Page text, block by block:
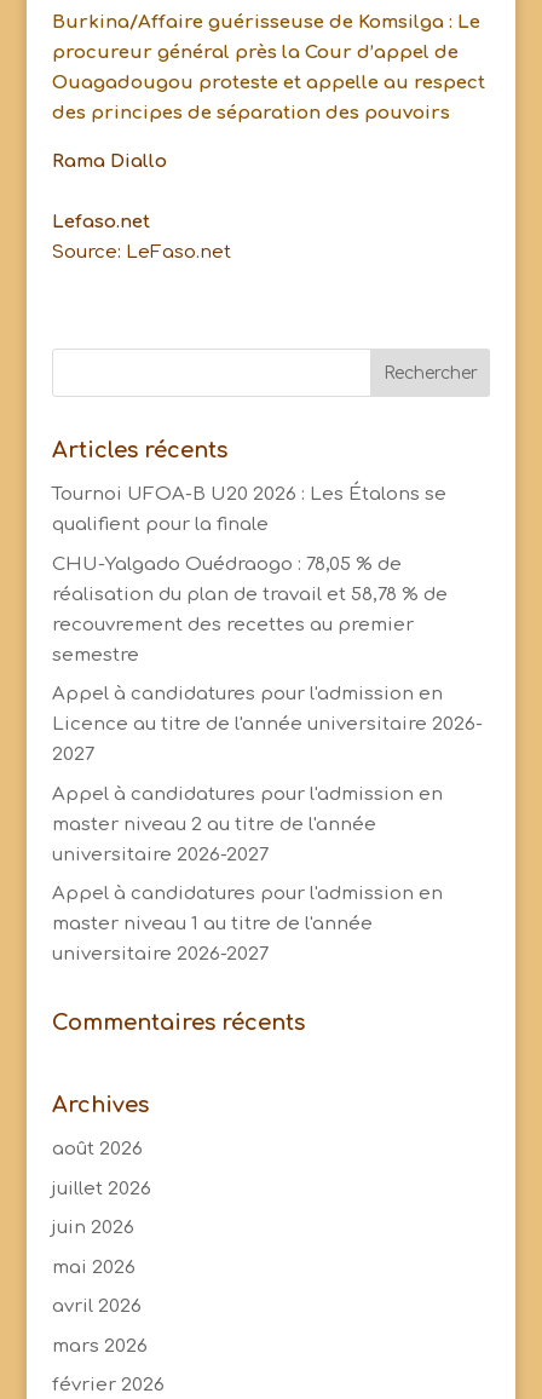
Burkina/Affaire guérisseuse de Komsilga : Le
procureur général près la Cour d’appel de
Ouagadougou proteste et appelle au respect
des principes de séparation des pouvoirs
Rama Diallo
Lefaso.net
Source: LeFaso.net
Articles récents
Tournoi UFOA-B U20 2026 : Les Étalons se
qualifient pour la finale
CHU-Yalgado Ouédraogo : 78,05 % de
réalisation du plan de travail et 58,78 % de
recouvrement des recettes au premier
semestre
Appel à candidatures pour l'admission en
Licence au titre de l'année universitaire 2026-
2027
Appel à candidatures pour l'admission en
master niveau 2 au titre de l'année
universitaire 2026-2027
Appel à candidatures pour l'admission en
master niveau 1 au titre de l'année
universitaire 2026-2027
Commentaires récents
Archives
août 2026
juillet 2026
juin 2026
mai 2026
avril 2026
mars 2026
février 2026